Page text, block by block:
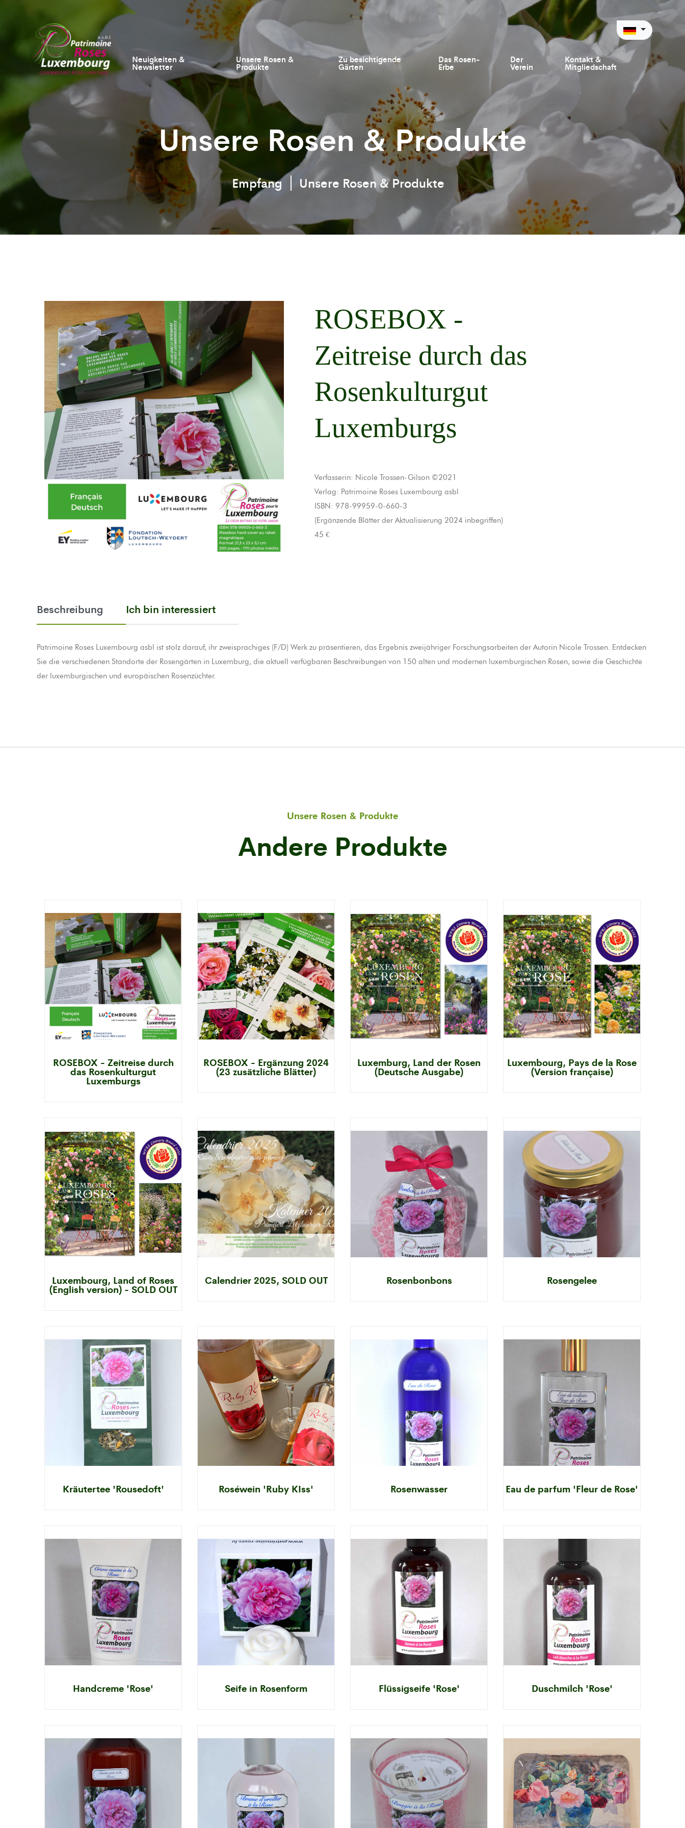
Neuigkeiten &
Newsletter
Unsere Rosen &
Produkte
Zu besichtigende
Gärten
Das Rosen-
Erbe
Der
Verein
Kontakt &
Mitgliedschaft
Unsere Rosen & Produkte
Empfang Unsere Rosen & Produkte
ROSEBOX -
Zeitreise durch das
Rosenkulturgut
Luxemburgs
Verfasserin: Nicole Trossen-Gilson ©2021
Verlag: Patrimoine Roses Luxembourg asbl
ISBN: 978-99959-0-660-3
(Ergänzende Blätter der Aktualisierung 2024 inbegriffen)
45 €
Beschreibung Ich bin interessiert
Patrimoine Roses Luxembourg asbl ist stolz darauf, ihr zweisprachiges (F/D) Werk zu präsentieren, das Ergebnis zweijähriger Forschungsarbeiten der Autorin Nicole Trossen. Entdecken
Sie die verschiedenen Standorte der Rosengärten in Luxemburg, die aktuell verfügbaren Beschreibungen von 150 alten und modernen luxemburgischen Rosen, sowie die Geschichte
der luxemburgischen und europäischen Rosenzüchter.
Unsere Rosen & Produkte
Andere Produkte
ROSEBOX - Zeitreise durch
das Rosenkulturgut
Luxemburgs
ROSEBOX - Ergänzung 2024
(23 zusätzliche Blätter)
Luxemburg, Land der Rosen
(Deutsche Ausgabe)
Luxembourg, Pays de la Rose
(Version française)
Luxembourg, Land of Roses
(English version) - SOLD OUT
Calendrier 2025, SOLD OUT Rosenbonbons Rosengelee
Kräutertee 'Rousedoft' Roséwein 'Ruby KIss' Rosenwasser Eau de parfum 'Fleur de Rose'
Handcreme 'Rose' Seife in Rosenform Flüssigseife 'Rose' Duschmilch 'Rose'